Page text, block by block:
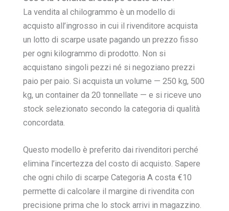
La vendita al chilogrammo è un modello di
acquisto all’ingrosso in cui il rivenditore acquista
un lotto di scarpe usate pagando un prezzo fisso
per ogni kilogrammo di prodotto. Non si
acquistano singoli pezzi né si negoziano prezzi
paio per paio. Si acquista un volume — 250 kg, 500
kg, un container da 20 tonnellate — e si riceve uno
stock selezionato secondo la categoria di qualità
concordata.
Questo modello è preferito dai rivenditori perché
elimina l’incertezza del costo di acquisto. Sapere
che ogni chilo di scarpe Categoria A costa €10
permette di calcolare il margine di rivendita con
precisione prima che lo stock arrivi in magazzino.